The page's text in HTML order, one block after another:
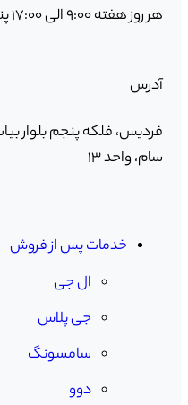
هر روز هفته ۹:۰۰ الی ۱۷:۰۰ پنج شنبه‌ها ۹:۰۰ الی ۱۴:۳۰
آدرس
فردیس، فلکه پنجم بلوار
سام، واحد ۱۳
خدمات پس از فروش
ال جی
جی پلاس
سامسونگ
دوو